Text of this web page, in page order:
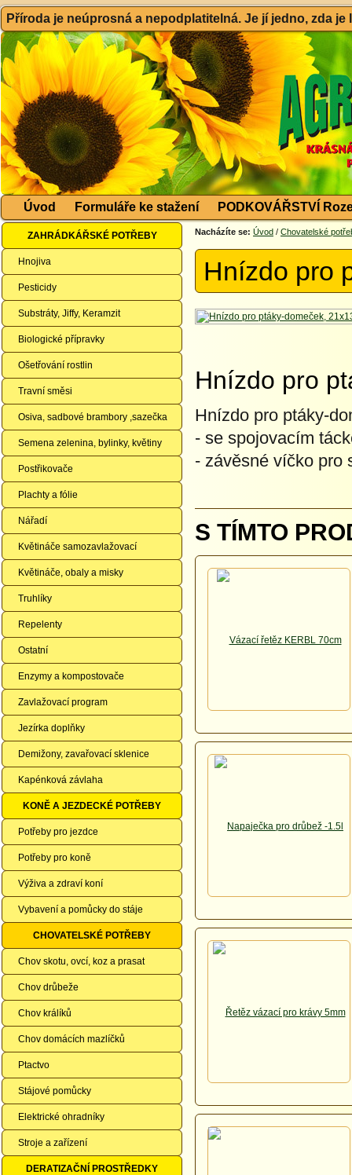
Příroda je neúprosná a nepodplatitelná. Je jí jedno, zda
Úvod Formuláře ke stažení PODKOVÁŘSTVÍ
ZAHRÁDKÁŘSKÉ POTŘEBY
Hnojiva
Pesticidy
Substráty, Jiffy, Keramzit
Biologické přípravky
Ošetřování rostlin
Travní směsi
Osiva, sadbové brambory ,sazečka
Semena zelenina, bylinky, květiny
Postřikovače
Plachty a fólie
Nářadí
Květináče samozavlažovací
Květináče, obaly a misky
Truhlíky
Repelenty
Ostatní
Enzymy a kompostovače
Zavlažovací program
Jezírka doplňky
Demižony, zavařovací sklenice
Kapénková závlaha
KONĚ A JEZDECKÉ POTŘEBY
Potřeby pro jezdce
Potřeby pro koně
Výživa a zdraví koní
Vybavení a pomůcky do stáje
CHOVATELSKÉ POTŘEBY
Chov skotu, ovcí, koz a prasat
Chov drůbeže
Chov králíků
Chov domácích mazlíčků
Ptactvo
Stájové pomůcky
Elektrické ohradníky
Stroje a zařízení
DERATIZAČNÍ PROSTŘEDKY
Nacházíte se: Úvod / Chovatelské
Hnízdo pro
Hnízdo pro
Hnízdo pro ptáky-
- se spojovacím
- závěsné víčko pro
S TÍMTO